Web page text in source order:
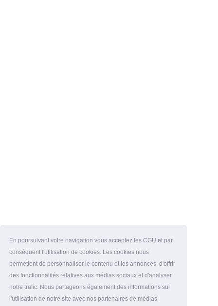
En poursuivant votre navigation vous acceptez les CGU et par
conséquent l'utilisation de cookies. Les cookies nous
permettent de personnaliser le contenu et les annonces, d'offrir
des fonctionnalités relatives aux médias sociaux et d'analyser
notre trafic. Nous partageons également des informations sur
l'utilisation de notre site avec nos partenaires de médias